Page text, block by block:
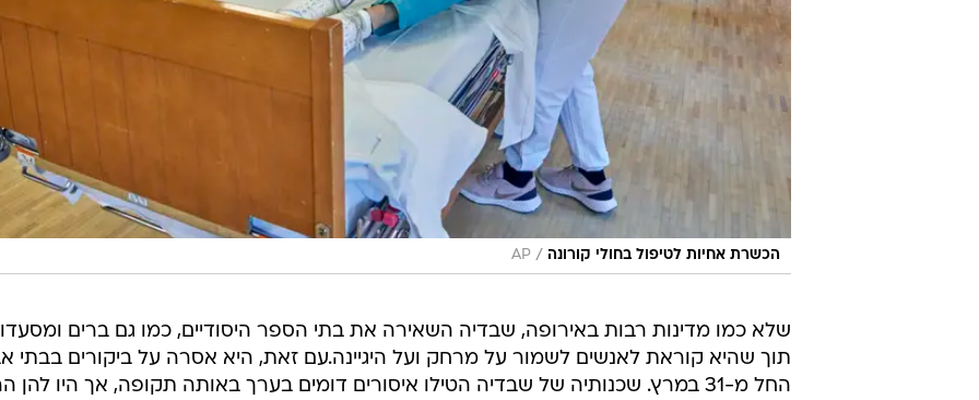
הכשרת אחיות לטיפול בחולי קורונה /
AP
שלא כמו מדינות רבות באירופה, שבדיה השאירה את בתי הספר היסודיים, כמו גם ברים
תוך שהיא קוראת לאנשים לשמור על מרחק ועל היגיינה.עם זאת, היא אסרה על ביקורים בבתי
החל מ-31 במרץ. שכנותיה של שבדיה הטילו איסורים דומים בערך באותה תקופה, אך היו להן